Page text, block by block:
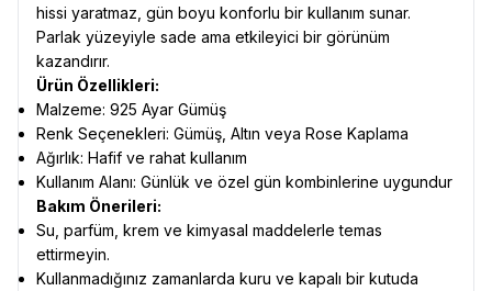
hissi yaratmaz, gün boyu konforlu bir kullanım sunar.
Parlak yüzeyiyle sade ama etkileyici bir görünüm
kazandırır.
Ürün Özellikleri:
Malzeme: 925 Ayar Gümüş
Renk Seçenekleri: Gümüş, Altın veya Rose Kaplama
Ağırlık: Hafif ve rahat kullanım
Kullanım Alanı: Günlük ve özel gün kombinlerine uygundur
Bakım Önerileri:
Su, parfüm, krem ve kimyasal maddelerle temas
ettirmeyin.
Kullanmadığınız zamanlarda kuru ve kapalı bir kutuda